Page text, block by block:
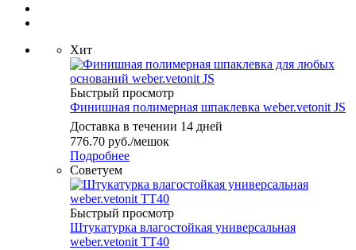
Хит
Быстрый просмотр
Финишная полимерная шпаклевка weber.vetonit JS
Доставка в течении 14 дней
776.70 руб./мешок
Подробнее
Советуем
Быстрый просмотр
Штукатурка влагостойкая универсальная
weber.vetonit TT40